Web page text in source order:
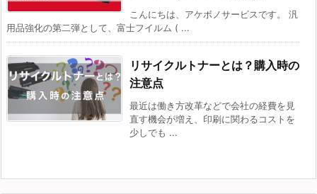
こんにちは、アケボノサービスです。 汎
用品強化の第二弾として、富士フイルム ( ...
リサイクルトナーとは？購入時の
注意点
最近は働き方改革などで会社の経費を見
直す機会が増え、印刷に関わるコストを
少しでも ...